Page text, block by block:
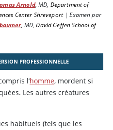
Arnold,MD, Department of
Center Shreveport|Examen par
, MD,David Geffen School of
PROFESSIONNELLE
l’homme, mordent si
Les autres créatures
habituels (tels que les